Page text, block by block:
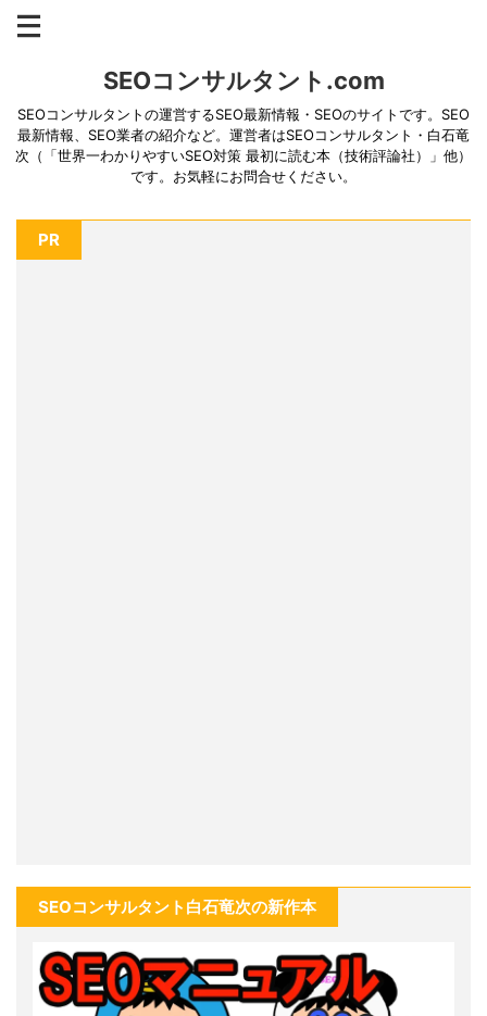
SEOコンサルタント.com
SEOコンサルタントの運営するSEO最新情報・SEOのサイトです。SEO
最新情報、SEO業者の紹介など。運営者はSEOコンサルタント・白石竜
次（「世界一わかりやすいSEO対策 最初に読む本（技術評論社）」他）
です。お気軽にお問合せください。
PR
SEOコンサルタント白石竜次の新作本